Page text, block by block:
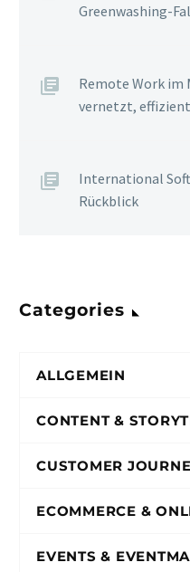
Greenwashing-
Remote Work im
vernetzt, effizient
International
Rückblick
Categories
ALLGEMEIN
CONTENT &
CUSTOMER
ECOMMERCE &
EVENTS &